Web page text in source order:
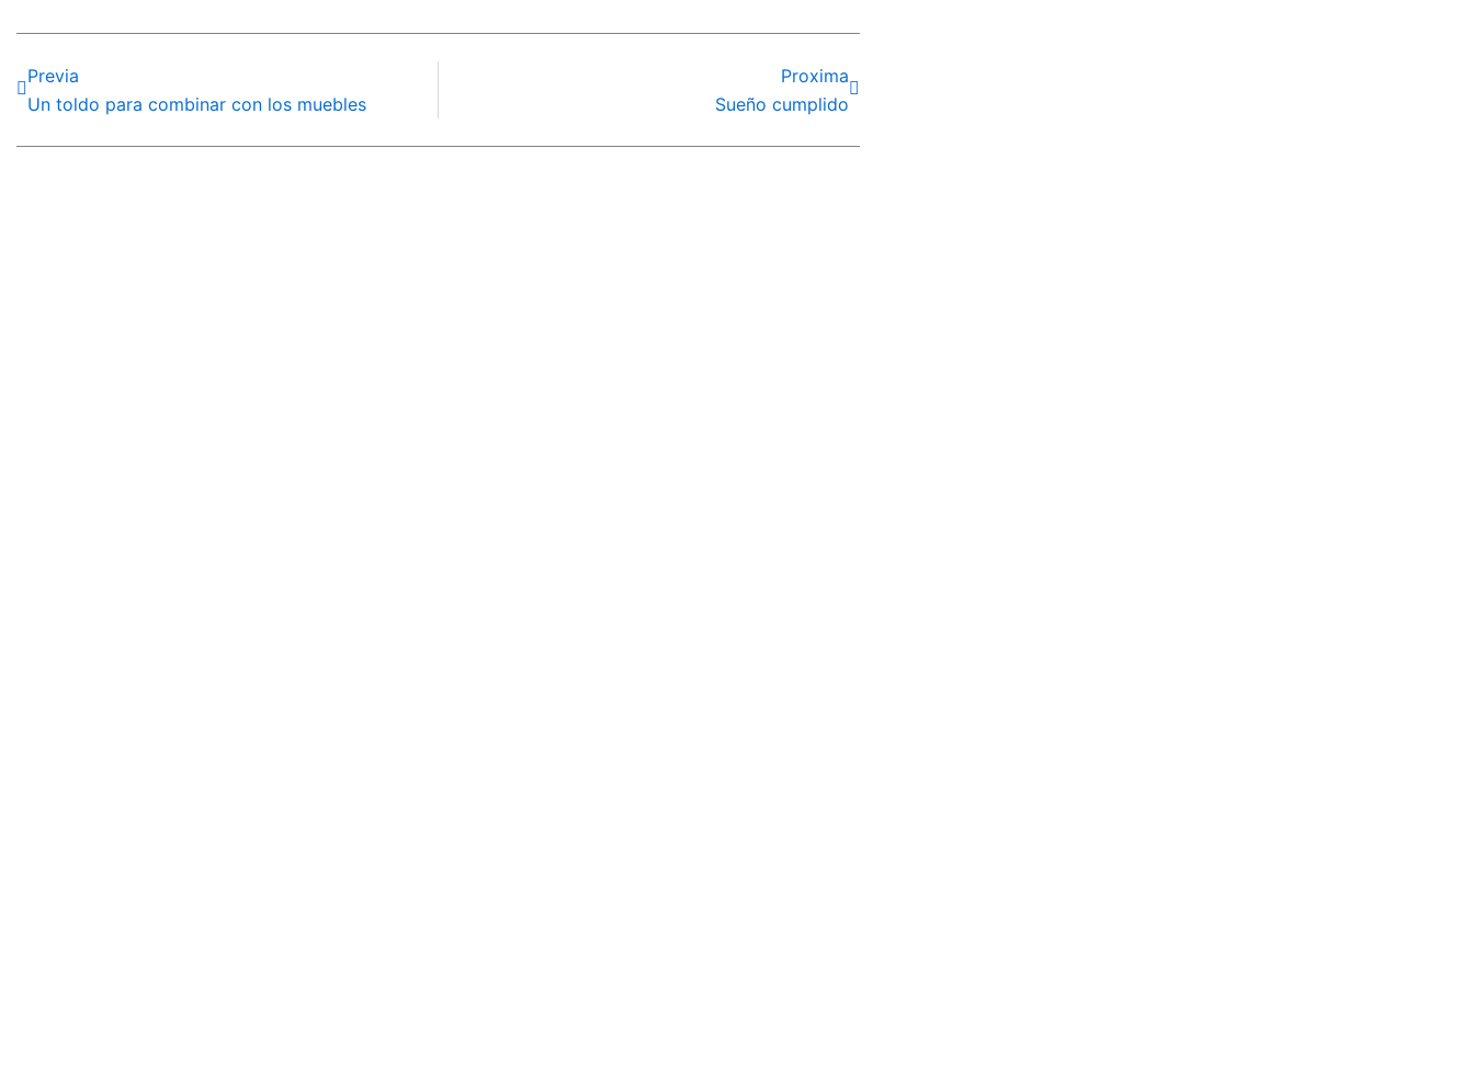
Previa
Un toldo para combinar con los muebles
Proxima
Sueño cumplido